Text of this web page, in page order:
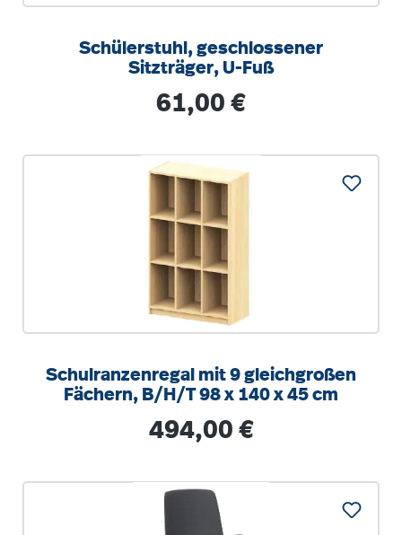
Schülerstuhl, geschlossener
Sitzträger, U-Fuß
Regulärer Preis:
61,00 €
Schulranzenregal mit 9 gleichgroßen
Fächern, B/H/T 98 x 140 x 45 cm
Regulärer Preis:
494,00 €